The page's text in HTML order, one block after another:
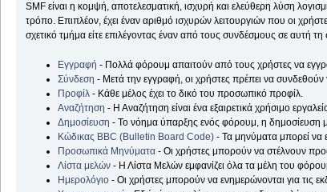
SMF είναι η κομψή, αποτελεσματική, ισχυρή και ελεύθερη λύση
τρόπο. Επιπλέον, έχει έναν αριθμό ισχυρών λειτουργιών που οι
σχετικό τμήμα είτε επιλέγοντας έναν από τους συνδέσμους σε αυτή
Εγγραφή - Πολλά φόρουμ απαιτούν από τους χρήστες να
Σύνδεση - Μετά την εγγραφή, οι χρήστες πρέπει να
Προφίλ - Κάθε μέλος έχει το δικό του προσωπικό προφίλ.
Αναζήτηση - Η Αναζήτηση είναι ένα εξαιρετικά χρήσιμο
Δημοσίευση - Το νόημα ύπαρξης ενός φόρουμ, η δημοσίευση
Κώδικας BBC (Bulletin Board Code) - Τα μηνύματα μπορεί να
Προσωπικά Μηνύματα - Οι χρήστες μπορούν να στέλνουν
Λίστα μελών - Η Λίστα Μελών εμφανίζει όλα τα μέλη του
Ημερολόγιο - Οι χρήστες μπορούν να ενημερώνονται για τις